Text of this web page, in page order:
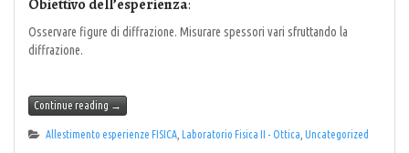
Obiettivo dell’esperienza:
Osservare figure di diffrazione. Misurare spessori vari sfruttando la
diffrazione.
Continue reading →
Allestimento esperienze FISICA Laboratorio Fisica II - Ottica Uncategorized